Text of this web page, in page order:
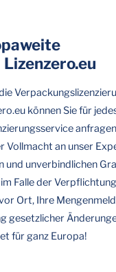
können Sie für
Vollmacht an unser
und unverbindlichen
Falle der
Ort, Ihre
für ganz Europa!